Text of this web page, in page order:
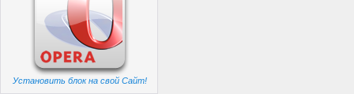
Установить блок на свой Сайт!